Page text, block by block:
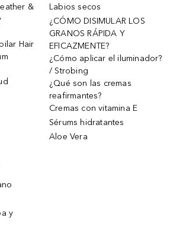
&
Hair
Labios secos
¿CÓMO DISIMULAR LOS
GRANOS RÁPIDA Y
EFICAZMENTE?
¿Cómo aplicar el iluminador?
/ Strobing
¿Qué son las cremas
reafirmantes?
Cremas con vitamina E
Sérums hidratantes
Aloe Vera
y